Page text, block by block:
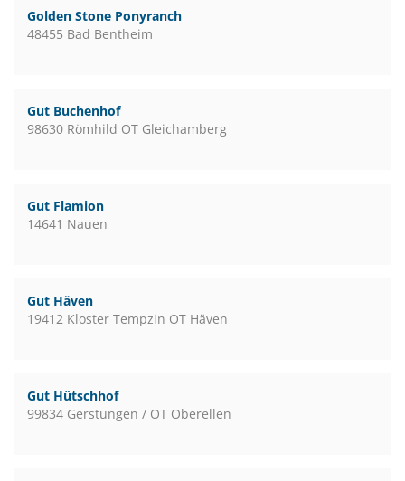
Golden Stone Ponyranch
48455 Bad Bentheim
Gut Buchenhof
98630 Römhild OT Gleichamberg
Gut Flamion
14641 Nauen
Gut Häven
19412 Kloster Tempzin OT Häven
Gut Hütschhof
99834 Gerstungen / OT Oberellen